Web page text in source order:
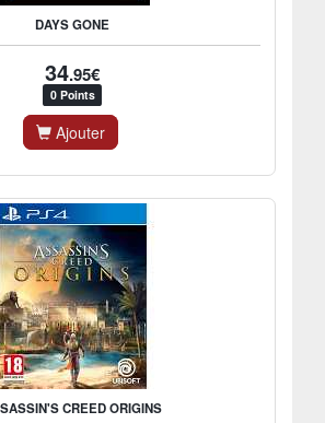
DAYS GONE
34.95€
0 Points
Ajouter
CREED ORIGINS